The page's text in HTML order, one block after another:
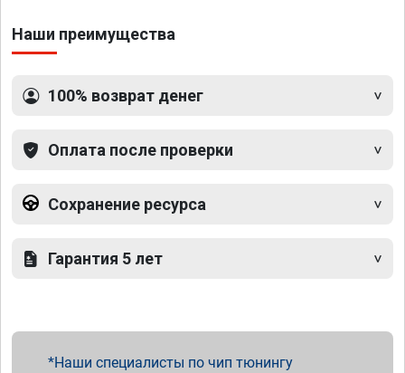
Наши преимущества
100% возврат денег
Оплата после проверки
Сохранение ресурса
Гарантия 5 лет
Наши специалисты по чип тюнингу